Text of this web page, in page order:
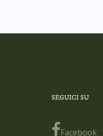
SEGUICI SU
Facebook